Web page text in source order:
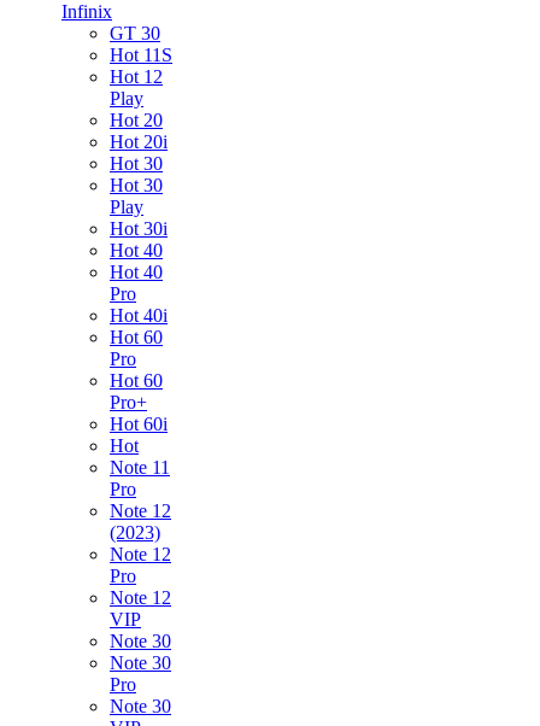
Infinix
GT 30
Hot 11S
Hot 12
Play
Hot 20
Hot 20i
Hot 30
Hot 30
Play
Hot 30i
Hot 40
Hot 40
Pro
Hot 40i
Hot 60
Pro
Hot 60
Pro+
Hot 60i
Hot
Note 11
Pro
Note 12
(2023)
Note 12
Pro
Note 12
VIP
Note 30
Note 30
Pro
Note 30